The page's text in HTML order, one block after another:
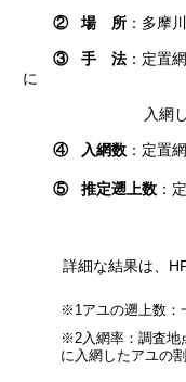
② 場 所 ：多摩
③ 手 法：定置
に
入網したアユ
④ 入網数 ：定置
⑤ 推定遡上数 ：
234,760尾
詳細な結果は、HP
※1アユの遡上数：
※2入網率：調査地
に入網したアユの